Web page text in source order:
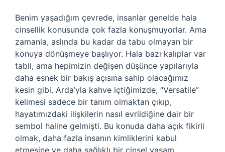
Benim yaşadığım çevrede, insanlar genelde hala
cinsellik konusunda çok fazla konuşmuyorlar. Ama
zamanla, aslında bu kadar da tabu olmayan bir
konuya dönüşmeye başlıyor. Hala bazı kalıplar var
tabii, ama hepimizin değişen düşünce yapılarıyla
daha esnek bir bakış açısına sahip olacağımız
kesin gibi. Arda’yla kahve içtiğimizde, “Versatile”
kelimesi sadece bir tanım olmaktan çıkıp,
hayatımızdaki ilişkilerin nasıl evrildiğine dair bir
sembol haline gelmişti. Bu konuda daha açık fikirli
olmak, daha fazla insanın kimliklerini kabul
etmesine ve daha sağlıklı bir cinsel yaşam